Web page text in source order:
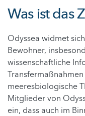
Was ist das
Odyssea widmet
Bewohner,
wissenschaftliche
meeresbiologische
Mitglieder von
ein, dass auch im